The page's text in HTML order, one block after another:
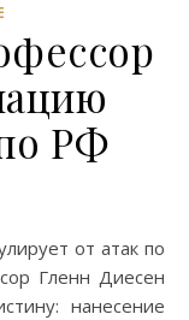
РФ
Гленн Диесен
нанесение